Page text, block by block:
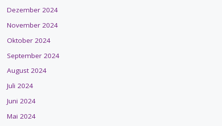
Dezember 2024
November 2024
Oktober 2024
September 2024
August 2024
Juli 2024
Juni 2024
Mai 2024